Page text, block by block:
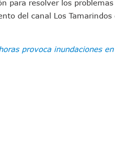
De Calidad En La Zona
A 4 Cuerpos Encontrados En El
En Las Paseadas De Las
para resolver los problemas
del canal Los
provoca inundaciones